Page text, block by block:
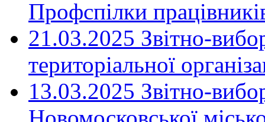
Профспілки
21.03.2025 Звітно-
територіальної
13.03.2025 Звітно-